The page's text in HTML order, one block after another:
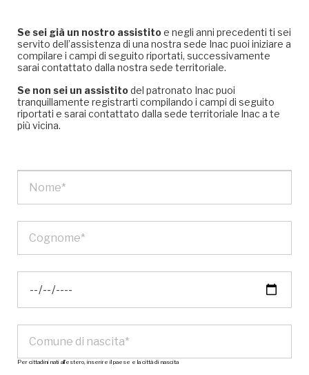
Se sei già un nostro assistitoe negli anni precedenti ti sei
servito dell’assistenza di una nostra sede Inac puoi iniziare a
compilare i campi di seguito riportati, successivamente
sarai contattato dalla nostra sede territoriale.
Se non sei un assistitodel patronato Inac puoi
tranquillamente registrarti compilando i campi di seguito
riportati e sarai contattato dalla sede territoriale Inac a te
più vicina.
Per cittadini nati all’estero, inserire il paese e la città di nascita